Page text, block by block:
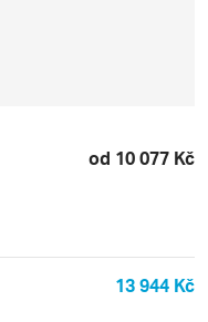
od 10 077 Kč
13 944 Kč